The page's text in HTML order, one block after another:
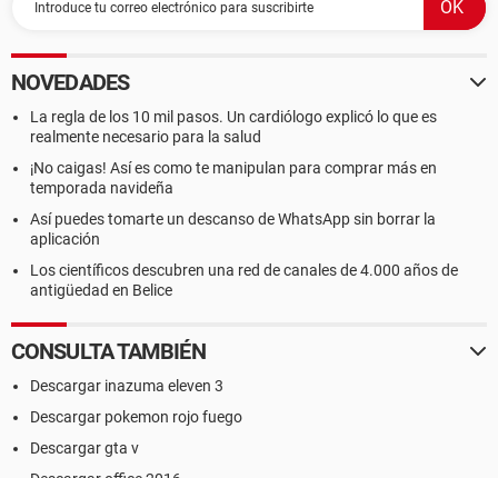
NOVEDADES
La regla de los 10 mil pasos. Un cardiólogo explicó lo que es
realmente necesario para la salud
¡No caigas! Así es como te manipulan para comprar más en
temporada navideña
Así puedes tomarte un descanso de WhatsApp sin borrar la
aplicación
Los científicos descubren una red de canales de 4.000 años de
antigüedad en Belice
CONSULTA TAMBIÉN
Descargar inazuma eleven 3
Descargar pokemon rojo fuego
Descargar gta v